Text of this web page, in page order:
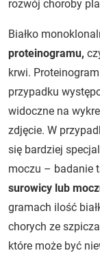
rozwój choroby
Białko
proteinogramu,
krwi.
przypadku
widoczne na
zdjęcie. W
się bardziej
moczu – badanie
surowicy lub
gramach ilość
chorych ze
które może być